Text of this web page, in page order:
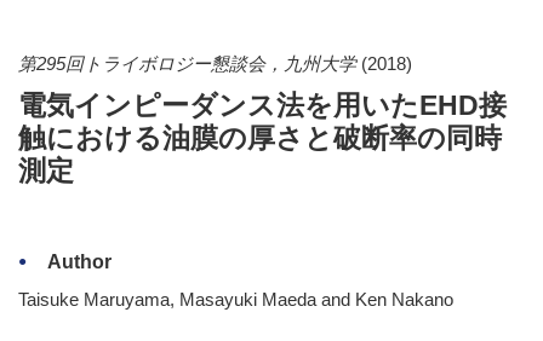
第295回トライボロジー懇談会，九州大学 (2018)
電気インピーダンス法を用いたEHD接
触における油膜の厚さと破断率の同時
測定
Author
Taisuke Maruyama, Masayuki Maeda and Ken Nakano